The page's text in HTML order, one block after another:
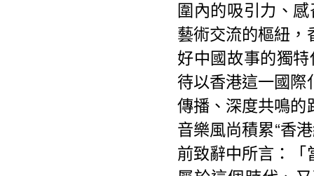
圍內的吸引力、
藝術交流的樞紐
好中國故事的獨
待以香港這一國際
傳播、深度共鳴的
音樂風尚積累“香
前致辭中所言：